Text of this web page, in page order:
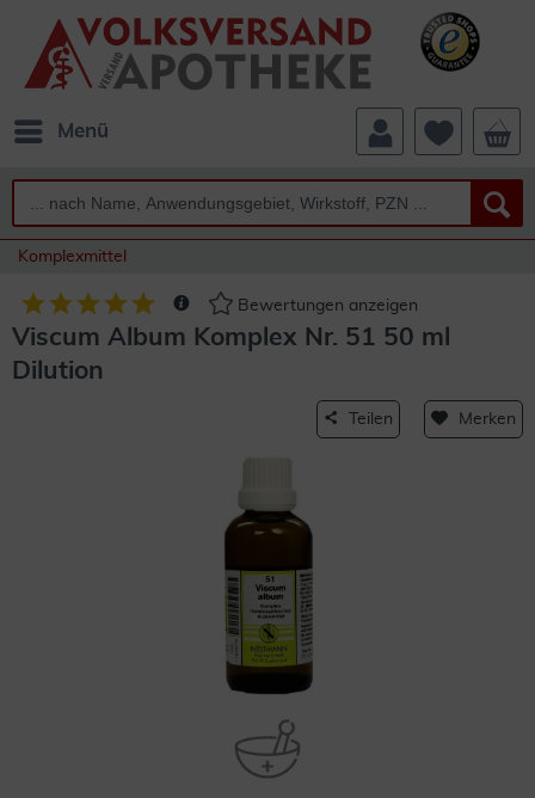
Menü
Komplexmittel
Bewertungen anzeigen
Viscum Album Komplex Nr. 51 50 ml
Dilution
Teilen Merken